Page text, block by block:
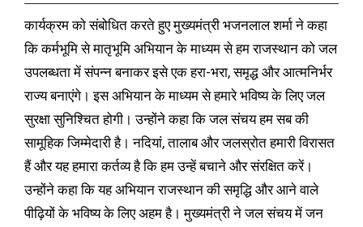
कार्यक्रम को संबोधित करते हुए मुख्यमंत्री भजनलाल शर्मा ने कहा
कि कर्मभूमि से मातृभूमि अभियान के माध्यम से हम राजस्थान को जल
उपलब्धता में संपन्न बनाकर इसे एक हरा-भरा, समृद्ध और आत्मनिर्भर
राज्य बनाएंगे। इस अभियान के माध्यम से हमारे भविष्य के लिए जल
सुरक्षा सुनिश्चित होगी। उन्होंने कहा कि जल संचय हम सब की
सामूहिक जिम्मेदारी है। नदियां, तालाब और जलस्रोत हमारी विरासत
हैं और यह हमारा कर्तव्य है कि हम उन्हें बचाने और संरक्षित करें।
उन्होंने कहा कि यह अभियान राजस्थान की समृद्धि और आने वाले
पीढ़ियों के भविष्य के लिए अहम है। मुख्यमंत्री ने जल संचय में जन